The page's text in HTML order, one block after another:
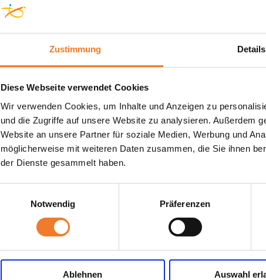
Zustimmung Details
Diese Webseite verwendet Cookies
Wir verwenden Cookies, um Inhalte und Anzeigen zu
und die Zugriffe auf unsere Website zu analysieren. Außerdem
Website an unsere Partner für soziale Medien, Werbung und
möglicherweise mit weiteren Daten zusammen, die Sie ihnen
der Dienste gesammelt haben.
Notwendig
Präferenzen
Ablehnen Auswahl